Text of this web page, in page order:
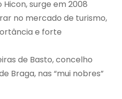
surge em 2008
no mercado de turismo,
e forte
de Basto, concelho
Braga, nas “mui nobres”